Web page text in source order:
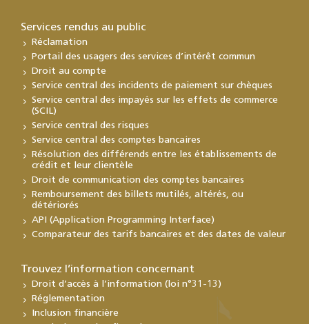
Services rendus au public
Réclamation
Portail des usagers des services d’intérêt commun
Droit au compte
Service central des incidents de paiement sur chèques
Service central des impayés sur les effets de commerce
(SCIL)
Service central des risques
Service central des comptes bancaires
Résolution des différends entre les établissements de
crédit et leur clientèle
Droit de communication des comptes bancaires
Remboursement des billets mutilés, altérés, ou
détériorés
API (Application Programming Interface)
Comparateur des tarifs bancaires et des dates de valeur
Trouvez l’information concernant
Droit d’accès à l’information (loi n°31-13)
Réglementation
Inclusion financière